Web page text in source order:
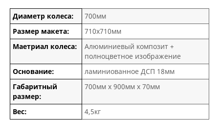
Диаметр колеса:
700мм
Размер макета:
710х710мм
Маетриал колеса:
Алюминиевый композит +
полноцветное изображение
Основание:
ламиниованное ДСП 18мм
Габаритный
размер:
700мм х 900мм х 70мм
Вес: 4,5кг